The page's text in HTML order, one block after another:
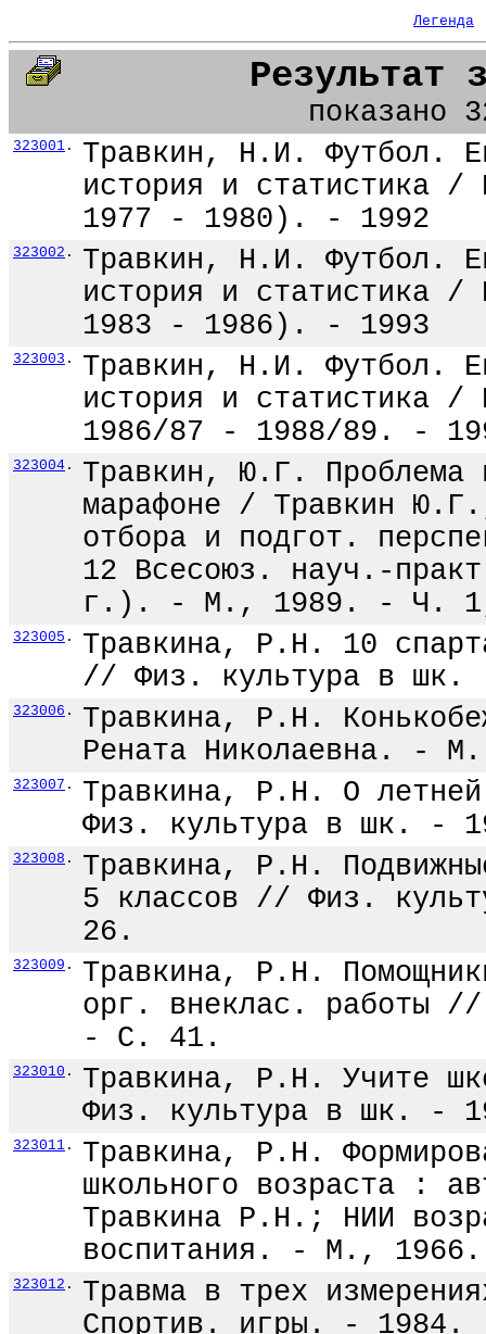
Легенда
Результат
показано
323001 .
Травкин, Н.И. Футбол.
история и
1977 - 1980). - 1992
323002 .
Травкин, Н.И. Футбол.
история и
1983 - 1986). - 1993
323003 .
Травкин, Н.И. Футбол.
история и
1986/87 - 1988/89. -
323004 .
Травкин, Ю.Г. Проблема
марафоне / Травкин
отбора и подгот.
12 Всесоюз. науч.-
г.). - М., 1989. - Ч.
323005 .
Травкина, Р.Н. 10
// Физ. культура в
323006 .
Травкина, Р.Н.
Рената Николаевна. -
323007 .
Травкина, Р.Н. О
Физ. культура в шк.
323008 .
Травкина, Р.Н.
5 классов // Физ.
26.
323009 .
Травкина, Р.Н.
орг. внеклас. работы
- С. 41.
323010 .
Травкина, Р.Н. Учите
Физ. культура в шк.
323011 .
Травкина, Р.Н.
школьного возраста :
Травкина Р.Н.; НИИ
воспитания. - М.,
323012 .
Травма в трех
Спортив. игры. -